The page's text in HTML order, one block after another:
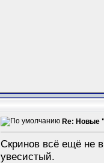
Re: Новые
Скринов всё ещё не
увесистый.